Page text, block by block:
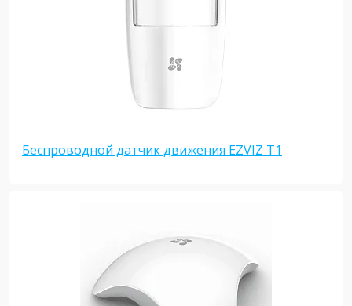
Беспроводной датчик движения EZVIZ T1